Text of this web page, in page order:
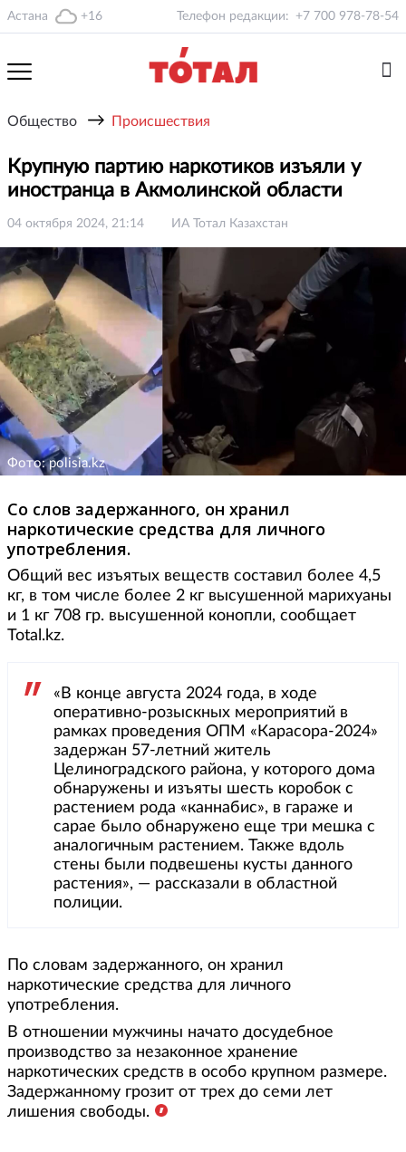
Астана +16 Телефон редакции: +7 700 978-78-54
Общество → Происшествия
Крупную партию наркотиков изъяли у
иностранца в Акмолинской области
04 октября 2024, 21:14 ИА Тотал Казахстан
Фото: polisia.kz
Со слов задержанного, он хранил
наркотические средства для личного
употребления.
Общий вес изъятых веществ составил более 4,5
кг, в том числе более 2 кг высушенной марихуаны
и 1 кг 708 гр. высушенной конопли, сообщает
Total.kz.
«В конце августа 2024 года, в ходе
оперативно-розыскных мероприятий в
рамках проведения ОПМ «Карасора-2024»
задержан 57-летний житель
Целиноградского района, у которого дома
обнаружены и изъяты шесть коробок с
растением рода «каннабис», в гараже и
сарае было обнаружено еще три мешка с
аналогичным растением. Также вдоль
стены были подвешены кусты данного
растения», — рассказали в областной
полиции.
По словам задержанного, он хранил
наркотические средства для личного
употребления.
В отношении мужчины начато досудебное
производство за незаконное хранение
наркотических средств в особо крупном размере.
Задержанному грозит от трех до семи лет
лишения свободы.